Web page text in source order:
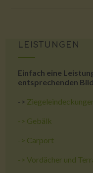
LEISTUNGEN
Einfach eine
entsprechenden
->
-> Gebälk
-> Carport
->Vordächer und